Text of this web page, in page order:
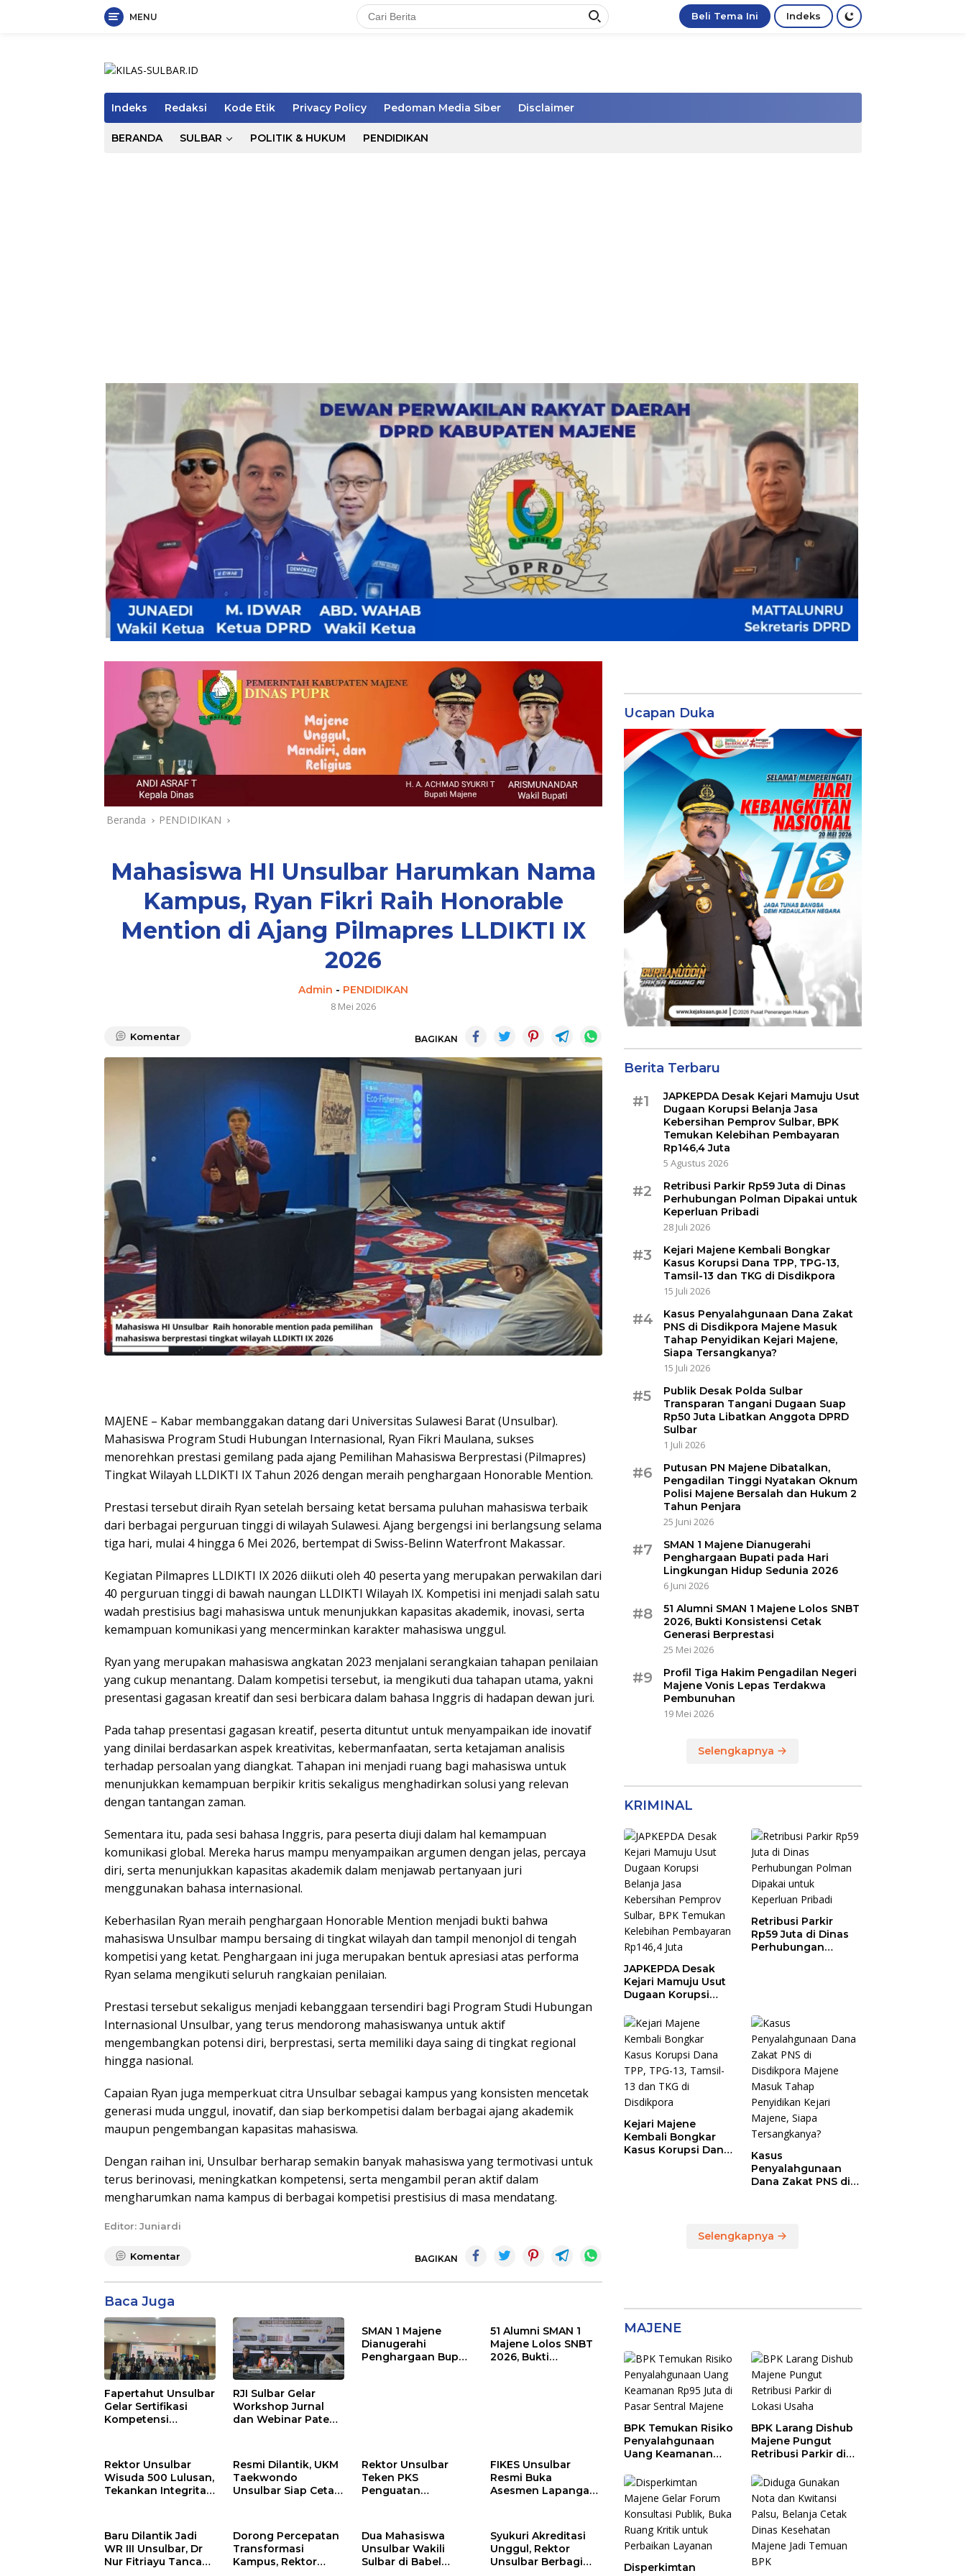
MENU Beli Tema Ini Indeks
Indeks Redaksi Kode Etik Privacy Policy Pedoman Media Siber Disclaimer
BERANDA SULBAR POLITIK & HUKUM PENDIDIKAN
Beranda PENDIDIKAN
Mahasiswa HI Unsulbar Harumkan Nama
Kampus, Ryan Fikri Raih Honorable
Mention di Ajang Pilmapres LLDIKTI IX
2026
Admin - PENDIDIKAN
8 Mei 2026
Komentar BAGIKAN
MAJENE – Kabar membanggakan datang dari Universitas Sulawesi Barat (Unsulbar).
Mahasiswa Program Studi Hubungan Internasional, Ryan Fikri Maulana, sukses
menorehkan prestasi gemilang pada ajang Pemilihan Mahasiswa Berprestasi (Pilmapres)
Tingkat Wilayah LLDIKTI IX Tahun 2026 dengan meraih penghargaan Honorable Mention.
Prestasi tersebut diraih Ryan setelah bersaing ketat bersama puluhan mahasiswa terbaik
dari berbagai perguruan tinggi di wilayah Sulawesi. Ajang bergengsi ini berlangsung selama
tiga hari, mulai 4 hingga 6 Mei 2026, bertempat di Swiss-Belinn Waterfront Makassar.
Kegiatan Pilmapres LLDIKTI IX 2026 diikuti oleh 40 peserta yang merupakan perwakilan dari
40 perguruan tinggi di bawah naungan LLDIKTI Wilayah IX. Kompetisi ini menjadi salah satu
wadah prestisius bagi mahasiswa untuk menunjukkan kapasitas akademik, inovasi, serta
kemampuan komunikasi yang mencerminkan karakter mahasiswa unggul.
Ryan yang merupakan mahasiswa angkatan 2023 menjalani serangkaian tahapan penilaian
yang cukup menantang. Dalam kompetisi tersebut, ia mengikuti dua tahapan utama, yakni
presentasi gagasan kreatif dan sesi berbicara dalam bahasa Inggris di hadapan dewan juri.
Pada tahap presentasi gagasan kreatif, peserta dituntut untuk menyampaikan ide inovatif
yang dinilai berdasarkan aspek kreativitas, kebermanfaatan, serta ketajaman analisis
terhadap persoalan yang diangkat. Tahapan ini menjadi ruang bagi mahasiswa untuk
menunjukkan kemampuan berpikir kritis sekaligus menghadirkan solusi yang relevan
dengan tantangan zaman.
Sementara itu, pada sesi bahasa Inggris, para peserta diuji dalam hal kemampuan
komunikasi global. Mereka harus mampu menyampaikan argumen dengan jelas, percaya
diri, serta menunjukkan kapasitas akademik dalam menjawab pertanyaan juri
menggunakan bahasa internasional.
Keberhasilan Ryan meraih penghargaan Honorable Mention menjadi bukti bahwa
mahasiswa Unsulbar mampu bersaing di tingkat wilayah dan tampil menonjol di tengah
kompetisi yang ketat. Penghargaan ini juga merupakan bentuk apresiasi atas performa
Ryan selama mengikuti seluruh rangkaian penilaian.
Prestasi tersebut sekaligus menjadi kebanggaan tersendiri bagi Program Studi Hubungan
Internasional Unsulbar, yang terus mendorong mahasiswanya untuk aktif
mengembangkan potensi diri, berprestasi, serta memiliki daya saing di tingkat regional
hingga nasional.
Capaian Ryan juga memperkuat citra Unsulbar sebagai kampus yang konsisten mencetak
generasi muda unggul, inovatif, dan siap berkompetisi dalam berbagai ajang akademik
maupun pengembangan kapasitas mahasiswa.
Dengan raihan ini, Unsulbar berharap semakin banyak mahasiswa yang termotivasi untuk
terus berinovasi, meningkatkan kompetensi, serta mengambil peran aktif dalam
mengharumkan nama kampus di berbagai kompetisi prestisius di masa mendatang.
Editor: Juniardi
Komentar BAGIKAN
Baca Juga
Fapertahut Unsulbar
Gelar Sertifikasi
Kompetensi
RJI Sulbar Gelar
Workshop Jurnal
dan Webinar Paten
SMAN 1 Majene
Dianugerahi
Penghargaan Bupati
51 Alumni SMAN 1
Majene Lolos SNBT
2026, Bukti
Rektor Unsulbar
Wisuda 500 Lulusan,
Tekankan Integritas
Teknologi
Resmi Dilantik, UKM
Taekwondo
Unsulbar Siap Cetak
Rektor Unsulbar
Teken PKS
Penguatan
Kemenkum Sulbar
FIKES Unsulbar
Resmi Buka
Asesmen Lapangan
Target Jadi
Unggulan
Kesehatan 2040
Baru Dilantik Jadi
WR III Unsulbar, Dr
Nur Fitriayu Tancap
Dorong Percepatan
Transformasi
Kampus, Rektor
Dua Mahasiswa
Unsulbar Wakili
Sulbar di Babel
Syukuri Akreditasi
Unggul, Rektor
Unsulbar Berbagi
Ucapan Duka
Berita Terbaru
#1
JAPKEPDA Desak Kejari Mamuju Usut
Dugaan Korupsi Belanja Jasa
Kebersihan Pemprov Sulbar, BPK
Temukan Kelebihan Pembayaran
Rp146,4 Juta
5 Agustus 2026
#2
Retribusi Parkir Rp59 Juta di Dinas
Perhubungan Polman Dipakai untuk
Keperluan Pribadi
28 Juli 2026
#3
Kejari Majene Kembali Bongkar
Kasus Korupsi Dana TPP, TPG-13,
Tamsil-13 dan TKG di Disdikpora
15 Juli 2026
#4
Kasus Penyalahgunaan Dana Zakat
PNS di Disdikpora Majene Masuk
Tahap Penyidikan Kejari Majene,
Siapa Tersangkanya?
15 Juli 2026
#5
Publik Desak Polda Sulbar
Transparan Tangani Dugaan Suap
Rp50 Juta Libatkan Anggota DPRD
Sulbar
1 Juli 2026
#6
Putusan PN Majene Dibatalkan,
Pengadilan Tinggi Nyatakan Oknum
Polisi Majene Bersalah dan Hukum 2
Tahun Penjara
25 Juni 2026
#7
SMAN 1 Majene Dianugerahi
Penghargaan Bupati pada Hari
Lingkungan Hidup Sedunia 2026
6 Juni 2026
#8
51 Alumni SMAN 1 Majene Lolos SNBT
2026, Bukti Konsistensi Cetak
Generasi Berprestasi
25 Mei 2026
#9
Profil Tiga Hakim Pengadilan Negeri
Majene Vonis Lepas Terdakwa
Pembunuhan
19 Mei 2026
Selengkapnya
KRIMINAL
JAPKEPDA Desak
Kejari Mamuju Usut
Dugaan Korupsi
Kebersihan
Pemprov Sulbar,
BPK Temukan
Kelebihan
Pembayaran
Rp146,4 Juta
Retribusi Parkir
Rp59 Juta di Dinas
Perhubungan
Kejari Majene
Kembali Bongkar
Kasus Korupsi Dana
Kasus
Penyalahgunaan
Dana Zakat PNS di
Majene, Siapa
Selengkapnya
MAJENE
BPK Temukan Risiko
Penyalahgunaan
Uang Keamanan
Sentral Majene
BPK Larang Dishub
Majene Pungut
Retribusi Parkir di
Disperkimtan